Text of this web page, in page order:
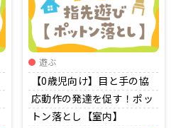
遊ぶ
【0歳児向け】目と手の協
応動作の発達を促す！ポッ
トン落とし【室内】